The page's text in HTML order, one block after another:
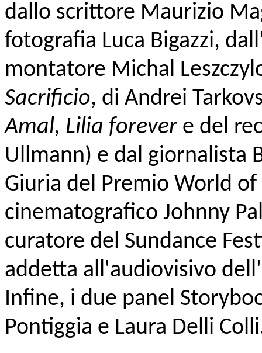
dallo scrittore Maurizio
fotografia Luca Bigazzi,
montatore Michal
Sacrificio, di Andrei
Amal, Lilia forever e del
Ullmann) e dal giornalista
Giuria del Premio World
cinematografico Johnny
curatore del Sundance
addetta all'audiovisivo
Infine, i due panel
Pontiggia e Laura Delli